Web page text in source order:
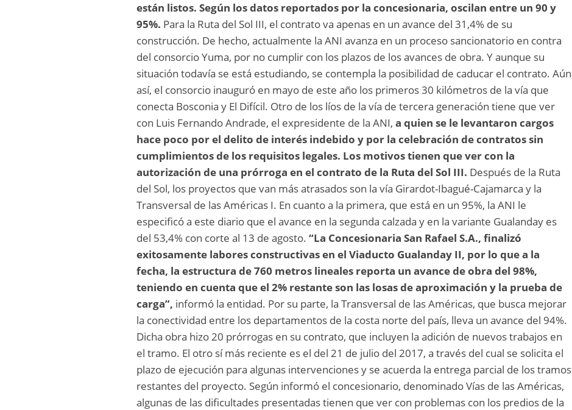
están listos. Según los datos reportados por la concesionaria, oscilan entre un 90 y
95%. Para la Ruta del Sol III, el contrato va apenas en un avance del 31,4% de su
construcción. De hecho, actualmente la ANI avanza en un proceso sancionatorio en contra
del consorcio Yuma, por no cumplir con los plazos de los avances de obra. Y aunque su
situación todavía se está estudiando, se contempla la posibilidad de caducar el contrato. Aún
así, el consorcio inauguró en mayo de este año los primeros 30 kilómetros de la vía que
conecta Bosconia y El Difícil. Otro de los líos de la vía de tercera generación tiene que ver
con Luis Fernando Andrade, el expresidente de la ANI,a quien se le levantaron cargos
hace poco por el delito de interés indebido y por la celebración de contratos sin
cumplimientos de los requisitos legales. Los motivos tienen que ver con la
autorización de una prórroga en el contrato de la Ruta del Sol III. Después de la Ruta
del Sol, los proyectos que van más atrasados son la vía Girardot-Ibagué-Cajamarca y la
Transversal de las Américas I. En cuanto a la primera, que está en un 95%, la ANI le
especificó a este diario que el avance en la segunda calzada y en la variante Gualanday es
del 53,4% con corte al 13 de agosto.“La Concesionaria San Rafael S.A., finalizó
exitosamente labores constructivas en el Viaducto Gualanday II, por lo que a la
fecha, la estructura de 760 metros lineales reporta un avance de obra del 98%,
teniendo en cuenta que el 2% restante son las losas de aproximación y la prueba de
carga”, informó la entidad. Por su parte, la Transversal de las Américas, que busca mejorar
la conectividad entre los departamentos de la costa norte del país, lleva un avance del 94%.
Dicha obra hizo 20 prórrogas en su contrato, que incluyen la adición de nuevos trabajos en
el tramo. El otro sí más reciente es el del 21 de julio del 2017, a través del cual se solicita el
plazo de ejecución para algunas intervenciones y se acuerda la entrega parcial de los tramos
restantes del proyecto. Según informó el concesionario, denominado Vías de las Américas,
algunas de las dificultades presentadas tienen que ver con problemas con los predios de la